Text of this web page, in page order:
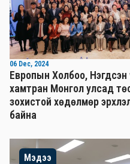
06 Dec, 2024
Европын Холбоо, Нэгдсэн
хамтран Монгол улсад
зохистой хөдөлмөр
байна
Мэдээ